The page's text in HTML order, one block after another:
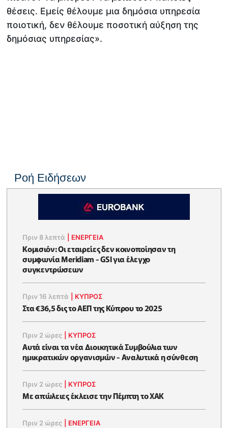
θέσεις. Εμείς θέλουμε μια δημόσια υπηρεσία
ποιοτική, δεν θέλουμε ποσοτική αύξηση της
δημόσιας υπηρεσίας».
Ροή Ειδήσεων
Πριν 8 λεπτά ΕΝΈΡΓΕΙΑ
Κομισιόν: Οι εταιρείες δεν κοινοποίησαν τη
συμφωνία Meridiam - GSI για έλεγχο
συγκεντρώσεων
Πριν 16 λεπτά ΚΥΠΡΟΣ
Στα €36,5 δις το ΑΕΠ της Κύπρου το 2025
Πριν 2 ώρες ΚΥΠΡΟΣ
Αυτά είναι τα νέα Διοικητικά Συμβούλια των
ημικρατικών οργανισμών - Αναλυτικά η σύνθεση
Πριν 2 ώρες ΚΥΠΡΟΣ
Με απώλειες έκλεισε την Πέμπτη το ΧΑΚ
Πριν 2 ώρες ΕΝΈΡΓΕΙΑ